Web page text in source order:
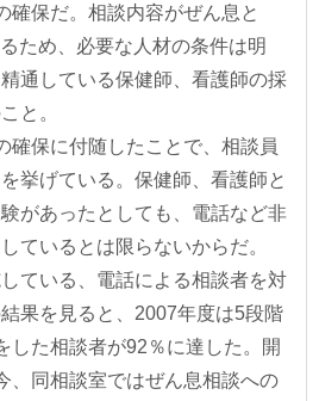
保だ。相談内容がぜん息と
ため、必要な人材の条件は明
通している保健師、看護師の採
と。
保に付随したことで、相談員
挙げている。保健師、看護師と
があったとしても、電話など非
ているとは限らないからだ。
ている、電話による相談者を対
果を見ると、2007年度は5段階
した相談者が92％に達した。開
、同相談室ではぜん息相談への